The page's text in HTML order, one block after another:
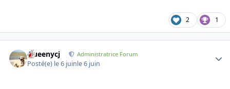
2 1
Queenycj Administratrice Forum
Posté(e) le 6 juinle 6 juin